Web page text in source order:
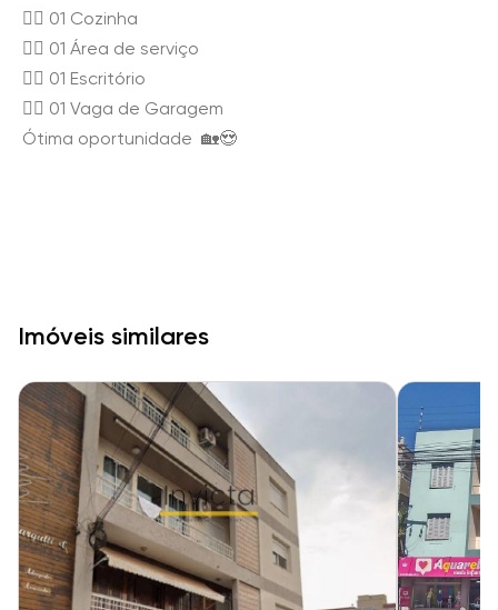
👉🏻 01 Cozinha
👉🏻 01 Área de serviço
👉🏻 01 Escritório
👉🏻 01 Vaga de Garagem
Ótima oportunidade 🏡😍
Imóveis similares